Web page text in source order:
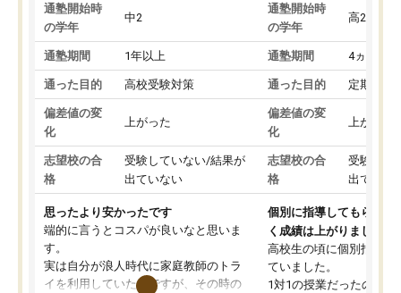
通塾開始時
の学年
中2
通塾期間 1年以上
通った目的 高校受験対策
偏差値の変
化
上がった
志望校の合
格
受験していない/結果が
出ていない
思ったより安かったです
端的に言うとコスパが良いなと思いま
す。
実は自分が浪人時代に家庭教師のトラ
イを利用していたのですが、その時の
通塾開始時
の学年
高2
通塾期間 4ヵ月～1
通った目的 定期テス
偏差値の変
化
上がった
志望校の合
格
受験して
出ていな
個別に指導してもらえる
く成績は上がりました。
高校生の頃に個別指導の
ていました。
1対1の授業だったので、